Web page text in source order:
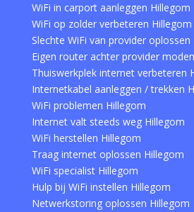
WiFi in carport aanleggen Hillegom
WiFi op zolder verbeteren Hillegom
Slechte WiFi van provider oplossen
Eigen router achter provider
Thuiswerkplek internet verbeteren
Internetkabel aanleggen / trekken
WiFi problemen Hillegom
Internet valt steeds weg Hillegom
WiFi herstellen Hillegom
Traag internet oplossen Hillegom
WiFi specialist Hillegom
Hulp bij WiFi instellen Hillegom
Netwerkstoring oplossen Hillegom